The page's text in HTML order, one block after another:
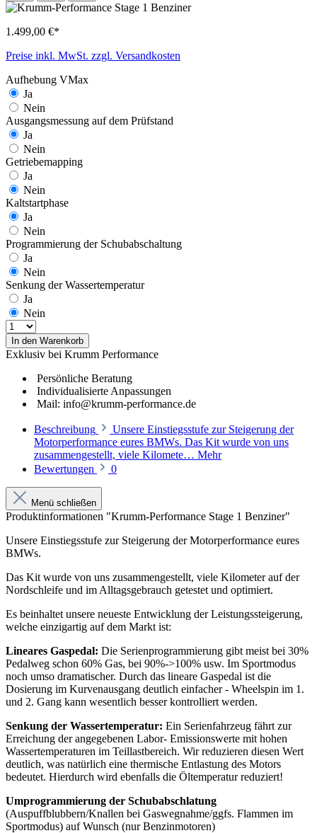
1.499,00 €*
Preise inkl. MwSt. zzgl. Versandkosten
Aufhebung VMax
Ja
Nein
Ausgangsmessung auf dem Prüfstand
Ja
Nein
Getriebemapping
Ja
Nein
Kaltstartphase
Ja
Nein
Programmierung der Schubabschaltung
Ja
Nein
Senkung der Wassertemperatur
Ja
Nein
In den Warenkorb
Exklusiv bei Krumm Performance
Persönliche Beratung
Individualisierte Anpassungen
Mail: info@krumm-performance.de
Beschreibung
Unsere Einstiegsstufe zur Steigerung der
Motorperformance eures BMWs. Das Kit wurde von uns
zusammengestellt, viele Kilomete… Mehr
Bewertungen
0
Menü schließen
Produktinformationen "Krumm-Performance Stage 1 Benziner"
Unsere Einstiegsstufe zur Steigerung der Motorperformance eures
BMWs.
Das Kit wurde von uns zusammengestellt, viele Kilometer auf der
Nordschleife und im Alltagsgebrauch getestet und optimiert.
Es beinhaltet unsere neueste Entwicklung der Leistungssteigerung,
welche einzigartig auf dem Markt ist:
Lineares Gaspedal: Die Serienprogrammierung gibt meist bei 30%
Pedalweg schon 60% Gas, bei 90%->100% usw. Im Sportmodus
noch umso dramatischer. Durch das lineare Gaspedal ist die
Dosierung im Kurvenausgang deutlich einfacher - Wheelspin im 1.
und 2. Gang kann wesentlich besser kontrolliert werden.
Senkung der Wassertemperatur: Ein Serienfahrzeug fährt zur
Erreichung der angegebenen Labor- Emissionswerte mit hohen
Wassertemperaturen im Teillastbereich. Wir reduzieren diesen Wert
deutlich, was natürlich eine thermische Entlastung des Motors
bedeutet. Hierdurch wird ebenfalls die Öltemperatur reduziert!
Umprogrammierung der Schubabschlatung
(Auspuffblubbern/Knallen bei Gaswegnahme/ggfs. Flammen im
Sportmodus) auf Wunsch (nur Benzinmotoren)